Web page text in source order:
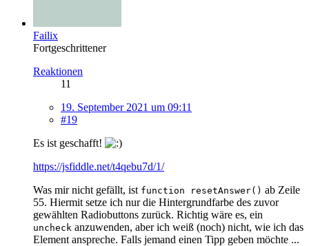
Failix
Fortgeschrittener
Reaktionen
11
19. September 2021 um 09:11
#19
Es ist geschafft!
https://jsfiddle.net/t4qebu7d/1/
Was mir nicht gefällt, ist function resetAnswer() ab Zeile
55. Hiermit setze ich nur die Hintergrundfarbe des zuvor
gewählten Radiobuttons zurück. Richtig wäre es, ein
uncheck anzuwenden, aber ich weiß (noch) nicht, wie ich das
Element anspreche. Falls jemand einen Tipp geben möchte ...